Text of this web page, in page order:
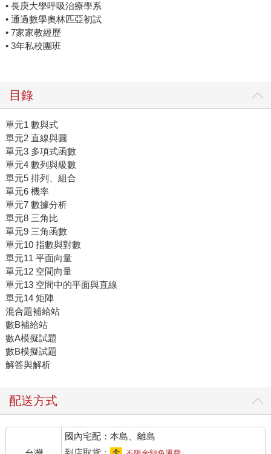
• 長庚大學呼吸治療學系
• 通過數學奧林匹亞初試
• 7家家教經歷
• 3年私校團班
目錄
單元1 數與式
單元2 直線與圓
單元3 多項式函數
單元4 數列與級數
單元5 排列、組合
單元6 機率
單元7 數據分析
單元8 三角比
單元9 三角函數
單元10 指數與對數
單元11 平面向量
單元12 空間向量
單元13 空間中的平面與直線
單元14 矩陣
混合題補給站
數B補給站
數A模擬試題
數B模擬試題
解答與解析
配送方式
國內宅配：本島、離島